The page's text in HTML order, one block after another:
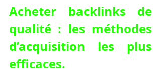
Acheter backlinks de
qualité : les méthodes
d’acquisition les plus
efficaces.